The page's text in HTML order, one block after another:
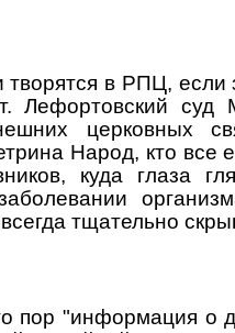
в РПЦ, если
Лефортовский суд
церковных
Народ, кто все
куда глаза
тщательно
пор "информация о